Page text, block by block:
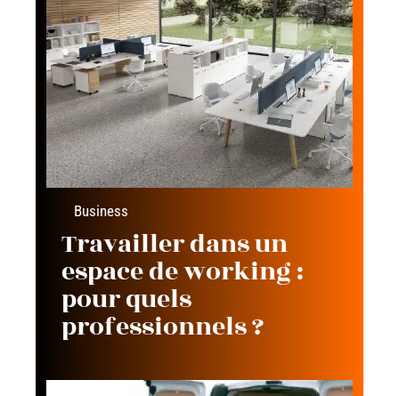
Business
Travailler dans un
espace de working :
pour quels
professionnels ?